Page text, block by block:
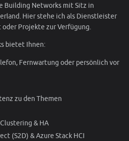
Building Networks mit Sitz in
Hier stehe ich als Dienstleister
Projekte zur Verfügung.
bietet Ihnen:
Fernwartung oder persönlich vor
zu den Themen
& HA
(S2D) & Azure Stack HCI